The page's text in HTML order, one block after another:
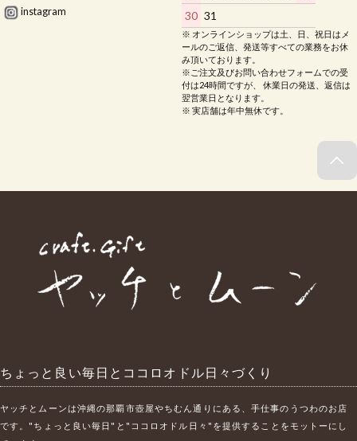
instagram
30 31
※ オンラインショップは土、日、祝日はメ
ールのご返信、発送等すべての業務をお休
み頂いております。
※ご注文及びお問い合わせフォームでの受
付は24時間ですが、 休業日の発送、返信は
翌営業日となります。
※ 実店舗は年中無休です。
ちょっと良い毎日とココロオドル日々づくり
ヤッチとムーンは沖縄の那覇市壺屋やちむん通りにある、手仕事のうつわのお店
です。"ちょっと良い毎日"と"ココロオドル日々"を提供することをモットーにし